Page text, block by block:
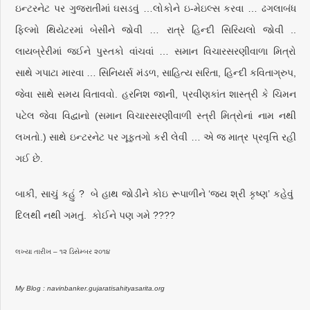
ઇન્ટરનેટ પર ગુજરાતીમાં ઘસડવું …લોકોને ઇ-મેઇલ્સ કરવા … ઢગલાબંધ
ફિલ્મો થિયેટરમાં બેસીને જોવી … રાત્રે હિન્દી સિરિયલો જોવી ..
લાયબ્રેરીમાં જઈને પુસ્તકો વાંચવાં … સમાન વિચારસરણીવાળા મિત્રો
સાથે ગપાટા મારવા … સિનિયર્સ મંડળ, સાહિત્ય સરિતા, હિન્દી કવિતાગ્રુપ,
જેવા સાથે સમય વિતાવવો. હરનિશ જાની, પ્રવીણકાંત શાસ્ત્રી કે ચિમન
પટેલ જેવા વિદ્વાનો (સમાન વિચારસરણીવાળી સ્ત્રી મિત્રોનાં નામ નથી
લખતો.) સાથે ઇન્ટરનેટ પર ગૂફ્તગો કરી લેવી … એ જ માત્ર પ્રવૃત્તિ રહી
ગઈ છે.
બાકી, સાચું કહું ? બે હાથ જોડીને કોઇ રૂપાળીને ‘જય શ્રી કૃષ્ણ’ કહેવું
દિલથી નથી ગમતું. કોઈને પણ ગમે ????
લખ્યા તારીખ – ૧૨ ડિસેમ્બર ૨૦૧૪
My Blog : navinbanker.gujaratisahityasarita.org